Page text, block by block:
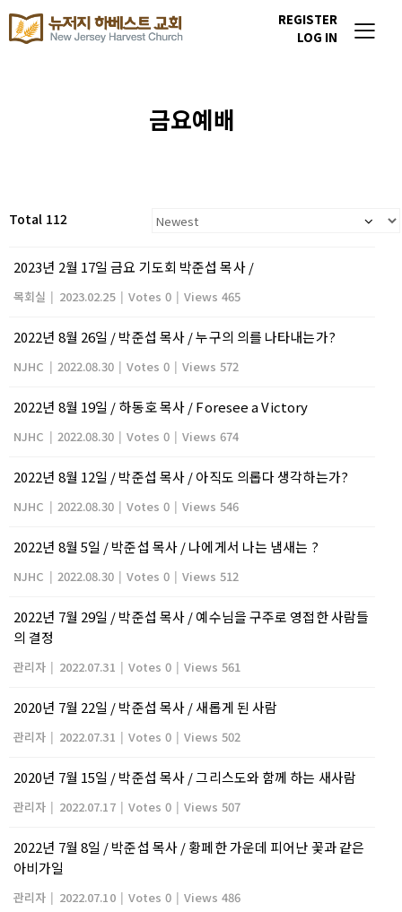
REGISTER
LOG IN
금요예배
Total 112
2023년 2월 17일 금요 기도회 박준섭 목사 /
목회실 | 2023.02.25 | Votes 0 | Views 465
2022년 8월 26일 / 박준섭 목사 / 누구의 의를 나타내는가?
NJHC | 2022.08.30 | Votes 0 | Views 572
2022년 8월 19일 / 하동호 목사 / Foresee a Victory
NJHC | 2022.08.30 | Votes 0 | Views 674
2022년 8월 12일 / 박준섭 목사 / 아직도 의롭다 생각하는가?
NJHC | 2022.08.30 | Votes 0 | Views 546
2022년 8월 5일 / 박준섭 목사 / 나에게서 나는 냄새는 ?
NJHC | 2022.08.30 | Votes 0 | Views 512
2022년 7월 29일 / 박준섭 목사 / 예수님을 구주로 영접한 사람들
의 결정
관리자 | 2022.07.31 | Votes 0 | Views 561
2020년 7월 22일 / 박준섭 목사 / 새롭게 된 사람
관리자 | 2022.07.31 | Votes 0 | Views 502
2020년 7월 15일 / 박준섭 목사 / 그리스도와 함께 하는 새사람
관리자 | 2022.07.17 | Votes 0 | Views 507
2022년 7월 8일 / 박준섭 목사 / 황페한 가운데 피어난 꽃과 같은
아비가일
관리자 | 2022.07.10 | Votes 0 | Views 486